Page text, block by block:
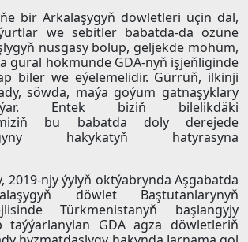
bir Arkalaşygyň döwletleri üçin däl,
we sebitler babatda-da özüne
nusgasy bolup, geljekde möhüm,
gural hökmünde GDA-nyň işjeňliginde
biler we eýelemelidir. Gürrüň, ilkinji
söwda, maýa goýum gatnaşyklary
Entek biziň bilelikdäki
bu babatda doly derejede
hakykatyň hatyrasyna
2019-njy ýylyň oktýabrynda Aşgabatda
döwlet Baştutanlarynyň
Türkmenistanyň başlangyjy
taýýarlanylan GDA agza döwletleriň